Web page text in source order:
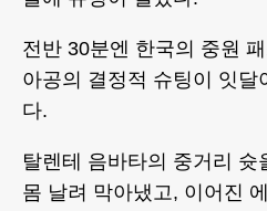
전반 30분엔 한국의 중원
아공의 결정적 슈팅이 잇달
다.
탈렌테 음바타의 중거리
몸 날려 막아냈고, 이어진